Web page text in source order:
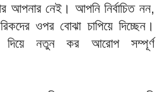
আপনার নেই। আপনি নির্বাচিত নন,
ওপর বোঝা চাপিয়ে দিচ্ছেন।
দিয়ে নতুন কর আরোপ সম্পূর্ণ